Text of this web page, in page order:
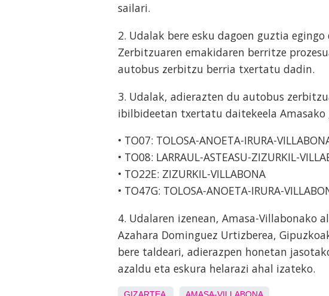
sailari.
2. Udalak bere esku dagoen guztia
Zerbitzuaren emakidaren berritze
autobus zerbitzu berria txertatu dadin.
3. Udalak, adierazten du autobus
ibilbideetan txertatu daitekeela Amasako
• TO07: TOLOSA-ANOETA-IRURA-
• TO08: LARRAUL-ASTEASU-ZIZURKIL-
• TO22E: ZIZURKIL-VILLABONA
• TO47G: TOLOSA-ANOETA-IRURA-
4. Udalaren izenean, Amasa-Villabonako
Azahara Dominguez Urtizberea,
bere taldeari, adierazpen honetan
azaldu eta eskura helarazi ahal izateko.